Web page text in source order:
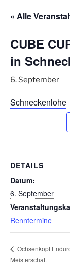
« Alle
CUBE
in
6. September
Schneckenlohe
DETAILS
Datum:
6. September
Renntermine
Ochsenkopf
Meisterschaft